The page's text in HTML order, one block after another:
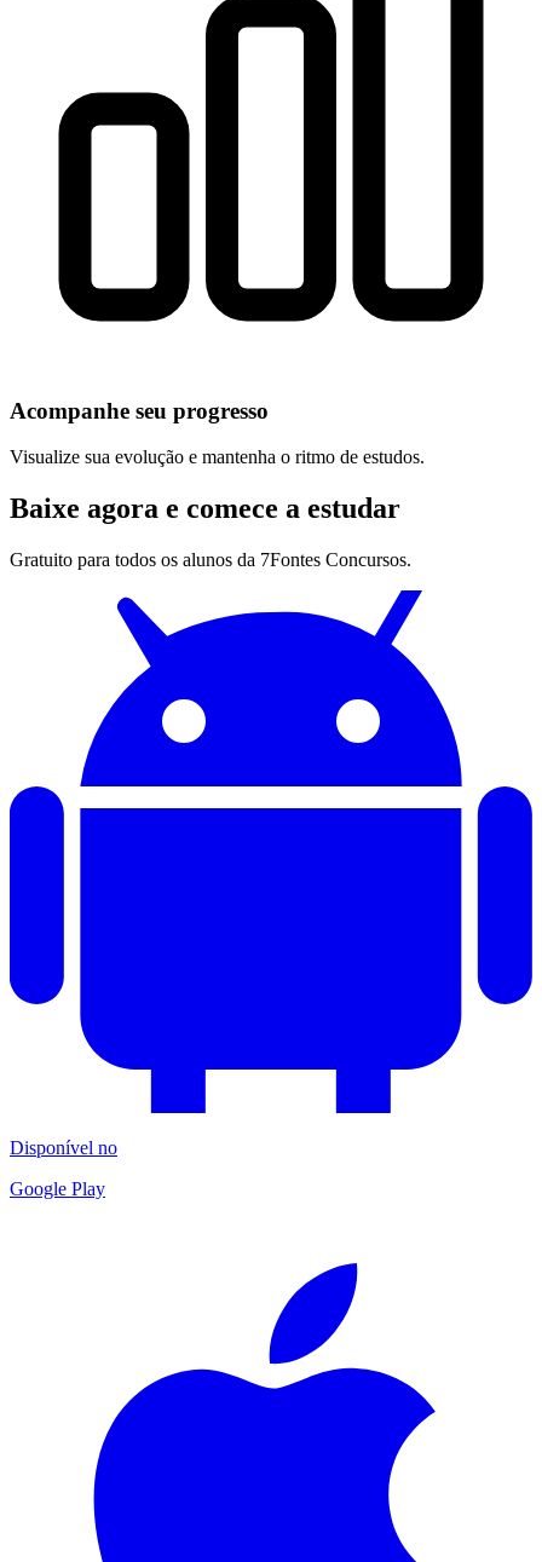
Acompanhe seu progresso
Visualize sua evolução e mantenha o ritmo de estudos.
Baixe agora e comece a estudar
Gratuito para todos os alunos da 7Fontes Concursos.
Disponível no
Google Play